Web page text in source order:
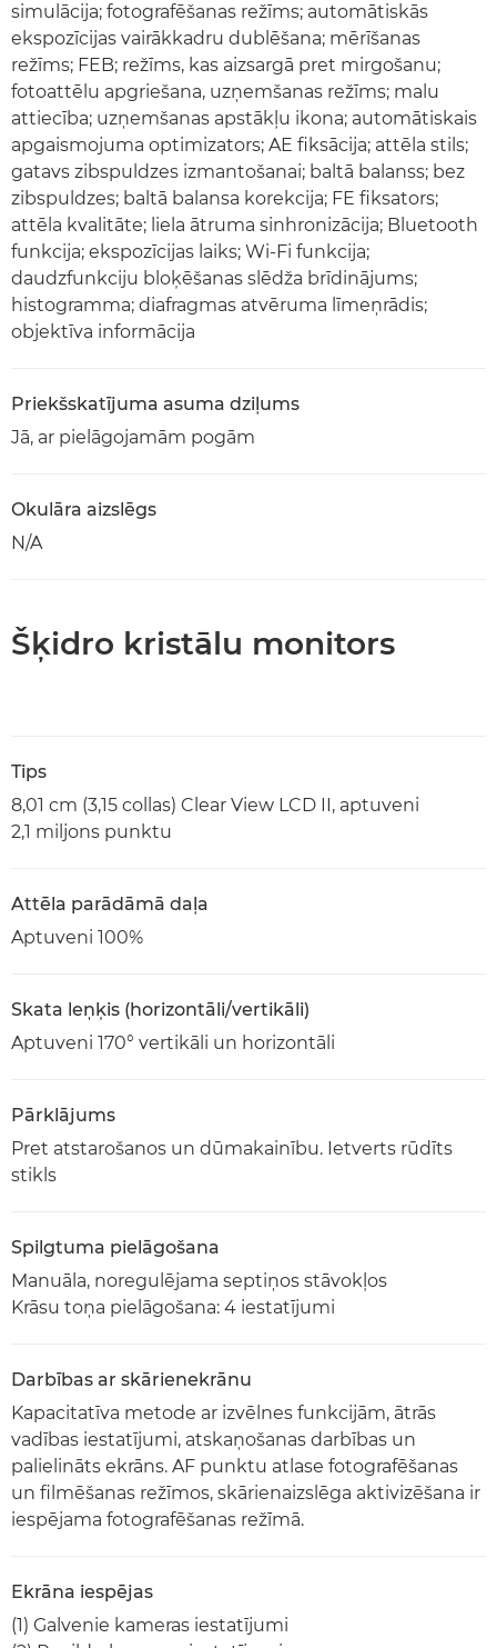
simulācija; fotografēšanas režīms; automātiskās
ekspozīcijas vairākkadru dublēšana; mērīšanas
režīms; FEB; režīms, kas aizsargā pret mirgošanu;
fotoattēlu apgriešana, uzņemšanas režīms; malu
attiecība; uzņemšanas apstākļu ikona; automātiskais
apgaismojuma optimizators; AE fiksācija; attēla stils;
gatavs zibspuldzes izmantošanai; baltā balanss; bez
zibspuldzes; baltā balansa korekcija; FE fiksators;
attēla kvalitāte; liela ātruma sinhronizācija; Bluetooth
funkcija; ekspozīcijas laiks; Wi-Fi funkcija;
daudzfunkciju bloķēšanas slēdža brīdinājums;
histogramma; diafragmas atvēruma līmeņrādis;
objektīva informācija
Priekšskatījuma asuma dziļums
Jā, ar pielāgojamām pogām
Okulāra aizslēgs
N/A
Šķidro kristālu monitors
Tips
8,01 cm (3,15 collas) Clear View LCD II, aptuveni
2,1 miljons punktu
Attēla parādāmā daļa
Aptuveni 100%
Skata leņķis (horizontāli/vertikāli)
Aptuveni 170° vertikāli un horizontāli
Pārklājums
Pret atstarošanos un dūmakainību. Ietverts rūdīts
stikls
Spilgtuma pielāgošana
Manuāla, noregulējama septiņos stāvokļos
Krāsu toņa pielāgošana: 4 iestatījumi
Darbības ar skārienekrānu
Kapacitatīva metode ar izvēlnes funkcijām, ātrās
vadības iestatījumi, atskaņošanas darbības un
palielināts ekrāns. AF punktu atlase fotografēšanas
un filmēšanas režīmos, skārienaizslēga aktivizēšana ir
iespējama fotografēšanas režīmā.
Ekrāna iespējas
(1) Galvenie kameras iestatījumi